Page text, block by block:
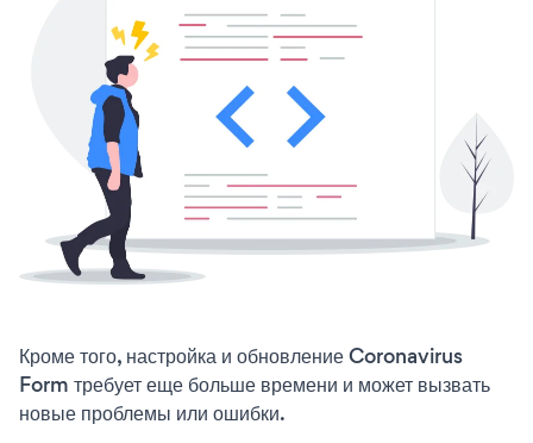
Кроме того, настройка и обновление Coronavirus
Form требует еще больше времени и может вызвать
новые проблемы или ошибки.